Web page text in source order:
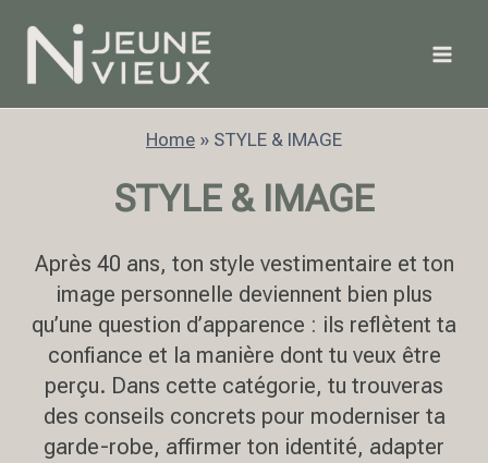
contenu
Home » STYLE & IMAGE
STYLE & IMAGE
Après 40 ans, ton style vestimentaire et ton
image personnelle deviennent bien plus
qu’une question d’apparence : ils reflètent ta
confiance et la manière dont tu veux être
perçu. Dans cette catégorie, tu trouveras
des conseils concrets pour moderniser ta
garde-robe, affirmer ton identité, adapter